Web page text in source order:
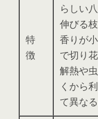
特
徴
らしい
伸びる
香りが
で切り
解熱や
くから
て異な